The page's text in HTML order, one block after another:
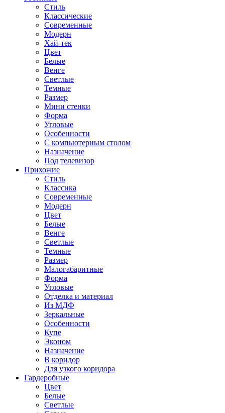
Стиль
Классические
Современные
Модерн
Хай-тек
Цвет
Белые
Венге
Светлые
Темные
Размер
Мини стенки
Форма
Угловые
Особенности
С компьютерным столом
Назначение
Под телевизор
Прихожие
Стиль
Классика
Современные
Модерн
Цвет
Белые
Венге
Светлые
Темные
Размер
Малогабаритные
Форма
Угловые
Отделка и материал
Из МДФ
Зеркальные
Особенности
Купе
Эконом
Назначение
В коридор
Для узкого коридора
Гардеробные
Цвет
Белые
Светлые